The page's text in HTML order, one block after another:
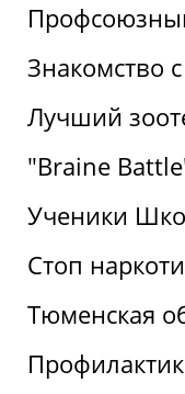
Знакомство
Лучший
"Braine
Ученики
Стоп
Тюменская